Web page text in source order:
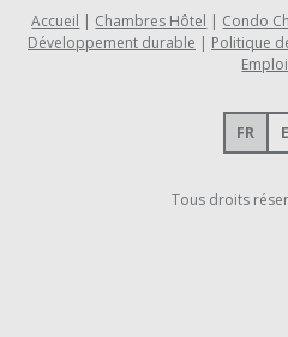
Accueil
Chambres Hôtel Condo
Développement durable
Politique
FR
Tous droits